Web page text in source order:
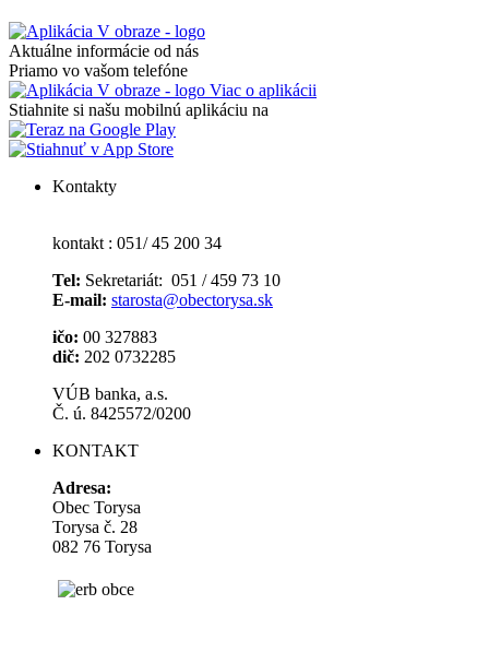
Aktuálne informácie od nás
Priamo vo vašom telefóne
Viac o aplikácii
Stiahnite si našu mobilnú aplikáciu na
Kontakty
kontakt : 051/ 45 200 34
Tel: Sekretariát: 051 / 459 73 10
E-mail: starosta@obectorysa.sk
ičo: 00 327883
dič: 202 0732285
VÚB banka, a.s.
Č. ú. 8425572/0200
KONTAKT
Adresa:
Obec Torysa
Torysa č. 28
082 76 Torysa